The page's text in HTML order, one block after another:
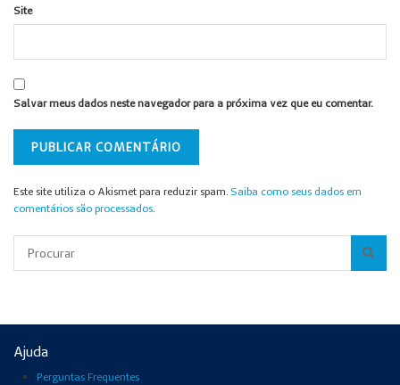
Site
Salvar meus dados neste navegador para a próxima vez que eu comentar.
Este site utiliza o Akismet para reduzir spam. Saiba como seus dados em
comentários são processados
Ajuda
Perguntas Frequentes